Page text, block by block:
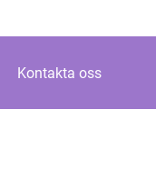
Kontakta oss